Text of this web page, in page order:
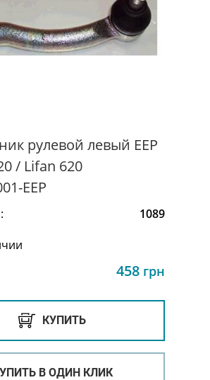
рулевой левый EEP
/ Lifan 620
EEP
1089
458 грн
КУПИТЬ
В ОДИН КЛИК